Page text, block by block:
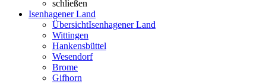
schließen
Isenhagener Land
ÜbersichtIsenhagener Land
Wittingen
Hankensbüttel
Wesendorf
Brome
Gifhorn